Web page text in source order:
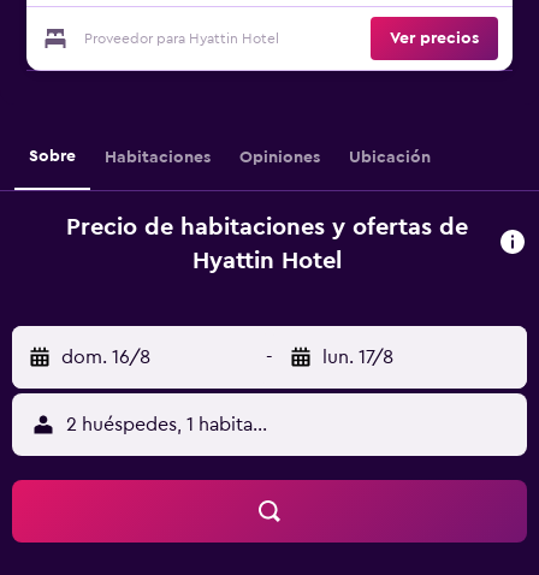
Proveedor para Hyattin Hotel Ver precios
Sobre Habitaciones Opiniones Ubicación
Precio de habitaciones y ofertas de
Hyattin Hotel
dom. 16/8 - lun. 17/8
2 huéspedes, 1 habitación